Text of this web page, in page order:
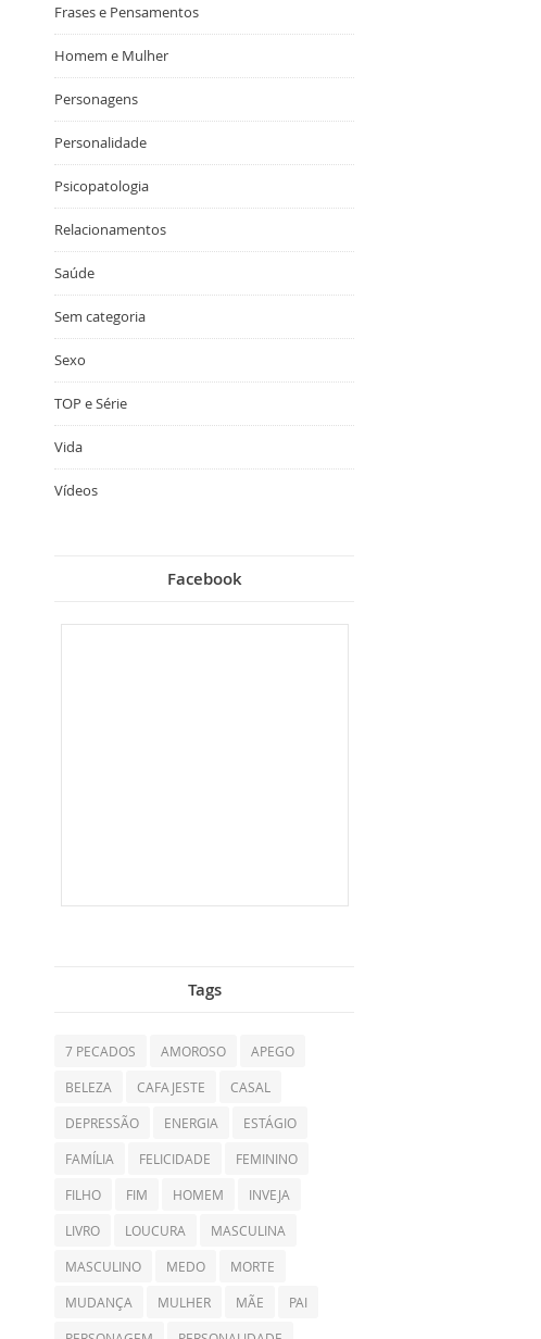
Frases e Pensamentos
Homem e Mulher
Personagens
Personalidade
Psicopatologia
Relacionamentos
Saúde
Sem categoria
Sexo
TOP e Série
Vida
Vídeos
Facebook
Tags
7 PECADOS AMOROSO APEGO
BELEZA CAFAJESTE CASAL
DEPRESSÃO ENERGIA ESTÁGIO
FAMÍLIA FELICIDADE FEMININO
FILHO FIM HOMEM INVEJA
LIVRO LOUCURA MASCULINA
MASCULINO MEDO MORTE
MUDANÇA MULHER MÃE PAI